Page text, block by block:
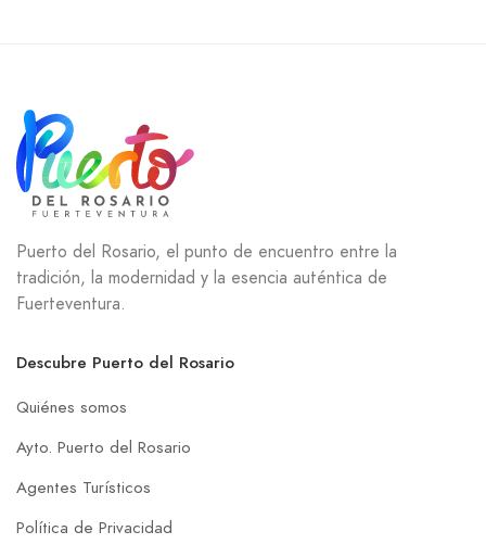
Puerto del Rosario, el punto de encuentro entre la
tradición, la modernidad y la esencia auténtica de
Fuerteventura.
Descubre Puerto del Rosario
Quiénes somos
Ayto. Puerto del Rosario
Agentes Turísticos
Política de Privacidad